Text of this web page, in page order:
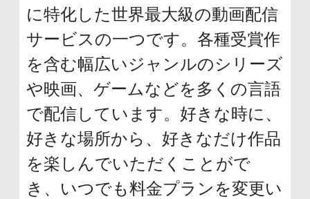
に特化した世界最大級の動画配信
サービスの一つです。各種受賞作
を含む幅広いジャンルのシリーズ
や映画、ゲームなどを多くの言語
で配信しています。好きな時に、
好きな場所から、好きなだけ作品
を楽しんでいただくことがで
き、いつでも料金プランを変更い